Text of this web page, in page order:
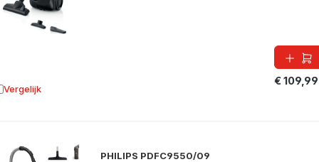
€ 109,99
Vergelijk aan vergelijking
PHILIPS PDFC9550/09